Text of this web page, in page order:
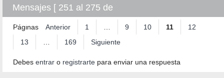
Mensajes [ 251 al 275 de
4.225 ]
Páginas Anterior 1 9 10 11
12
13
169 Siguiente
Debes entrar o registrarte para enviar una respuesta